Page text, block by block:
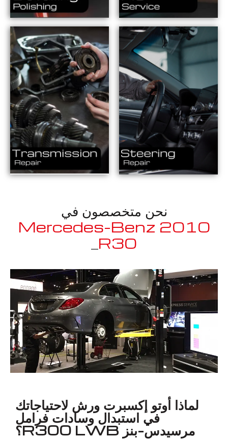
نحن متخصصون في
2010 Mercedes-Benz
R300 LWB
لماذا أوتو إكسبرت ورش لاحتياجاتك
في استبدال وسادات فرامل
مرسيدس-بنز R300 LWB؟